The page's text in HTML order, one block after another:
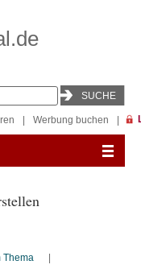
Werbung buchen
Thema